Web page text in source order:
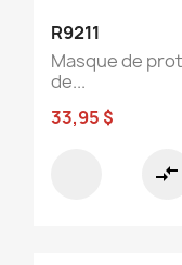
R9211
Masque de
de...
33,95 $
compare_arrows